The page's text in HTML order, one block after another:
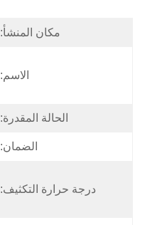
مكان المنشأ:
الاسم:
الحالة المقدرة:
الضمان:
درجة حرارة التكثيف: